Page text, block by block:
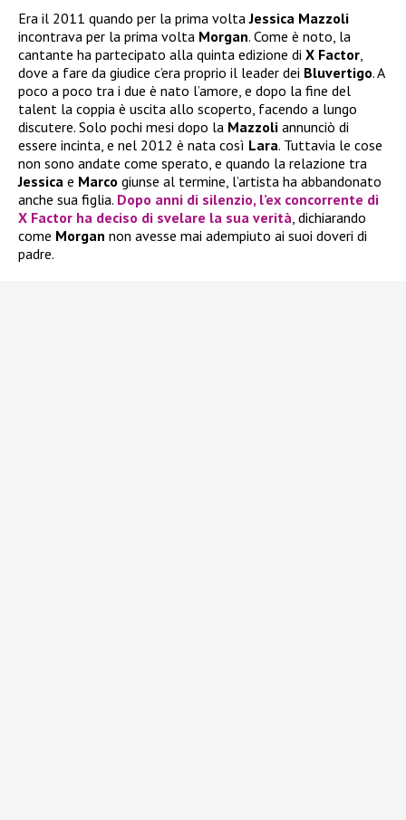
Era il 2011 quando per la prima voltaJessica Mazzoli
incontrava per la prima volta Morgan. Come è noto, la
cantante ha partecipato alla quinta edizione di X Factor,
dove a fare da giudice c’era proprio il leader dei Bluvertigo. A
poco a poco tra i due è nato l’amore, e dopo la fine del
talent la coppia è uscita allo scoperto, facendo a lungo
discutere. Solo pochi mesi dopo la Mazzoli annunciò di
essere incinta, e nel 2012 è nata così Lara. Tuttavia le cose
non sono andate come sperato, e quando la relazione tra
Jessica e Marco giunse al termine, l’artista ha abbandonato
anche sua figlia. Dopo anni di silenzio, l’ex concorrente di
X Factor ha deciso di svelare la sua verità, dichiarando
come Morgan non avesse mai adempiuto ai suoi doveri di
padre.